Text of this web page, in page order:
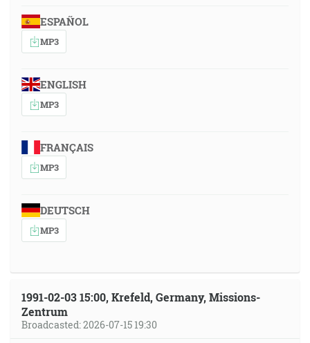
ESPAÑOL
MP3
ENGLISH
MP3
FRANÇAIS
MP3
DEUTSCH
MP3
1991-02-03 15:00, Krefeld, Germany, Missions-
Zentrum
Broadcasted: 2026-07-15 19:30